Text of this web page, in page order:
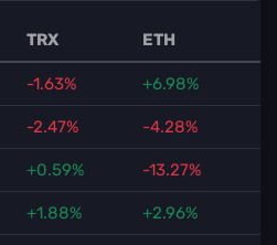
TRX ETH
-1.63% +6.98%
-2.47% -4.28%
+0.59% -13.27%
+1.88% +2.96%